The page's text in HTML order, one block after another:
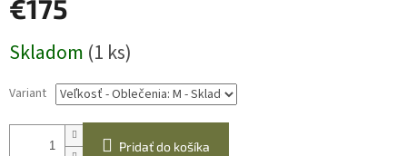
€175
cena:
Skladom (1 ks)
Variant
Pridať do košíka